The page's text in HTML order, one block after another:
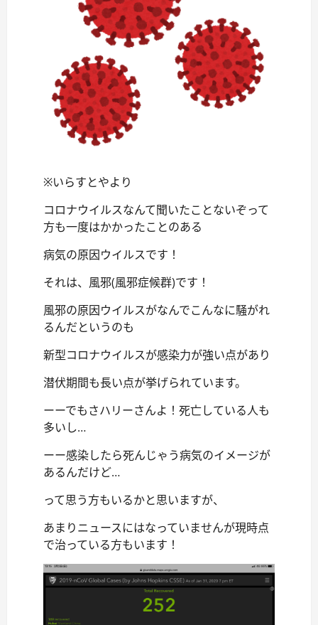
※いらすとやより
コロナウイルスなんて聞いたことないぞって
方も一度はかかったことのある
病気の原因ウイルスです！
それは、風邪(風邪症候群)です！
風邪の原因ウイルスがなんでこんなに騒がれ
るんだというのも
新型コロナウイルスが感染力が強い点があり
潜伏期間も長い点が挙げられています。
ーーでもさハリーさんよ！死亡している人も
多いし…
ーー感染したら死んじゃう病気のイメージが
あるんだけど…
って思う方もいるかと思いますが、
あまりニュースにはなっていませんが現時点
で治っている方もいます！